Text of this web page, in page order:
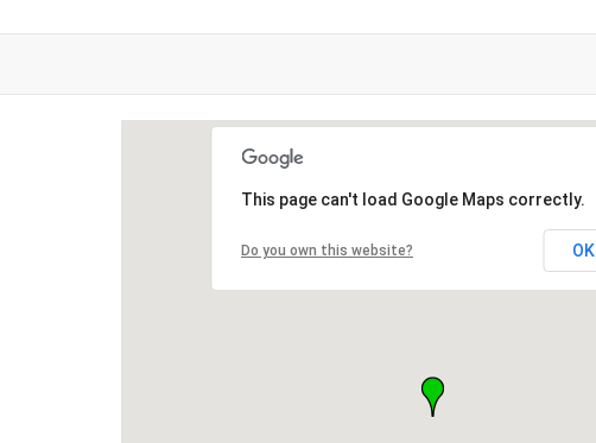
Loading...
This page can't load Google Maps correctly.
Do you own this website? OK